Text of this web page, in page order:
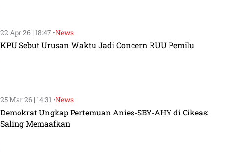
22 Apr 26 | 18:47 •News
KPU Sebut Urusan Waktu Jadi Concern RUU Pemilu
25 Mar 26 | 14:31 •News
Demokrat Ungkap Pertemuan Anies-SBY-AHY di Cikeas:
Saling Memaafkan